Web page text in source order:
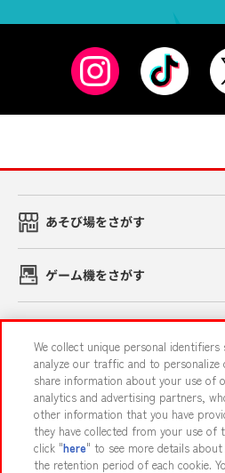
あそび場をさがす
ゲーム機をさがす
イベント・キャンペーン
関連会社 サステナビリティ
We collect unique personal identifiers
analyze our traffic and to personalize
share information about your use of
analytics and advertising partners,
other information that you have
they have collected from your use of
click "here" to see more details
the retention period of each cookie.